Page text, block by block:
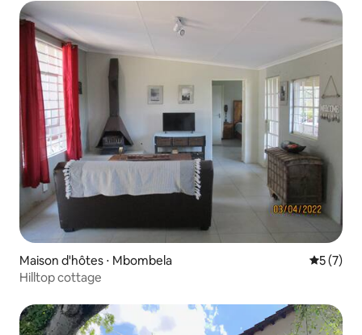
Maison d'hôtes ⋅ Mbombela
5 (7)
Hilltop cottage